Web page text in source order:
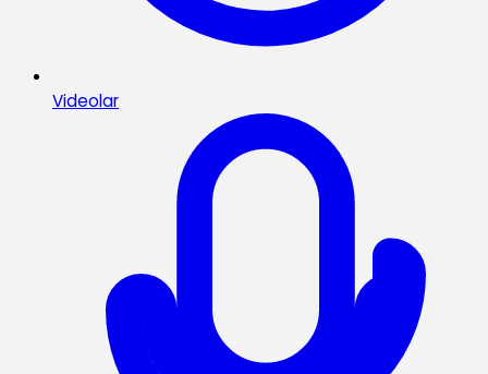
Videolar